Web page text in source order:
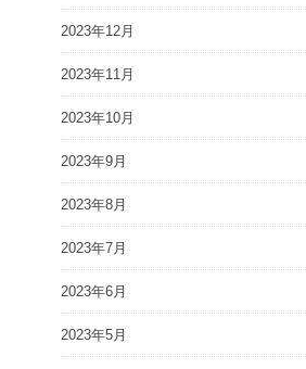
2023年12月
2023年11月
2023年10月
2023年9月
2023年8月
2023年7月
2023年6月
2023年5月